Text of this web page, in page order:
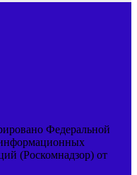
Федеральной
(Роскомнадзор) от